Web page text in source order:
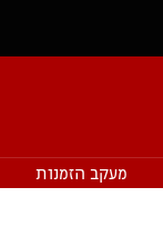
מעקב הזמנות